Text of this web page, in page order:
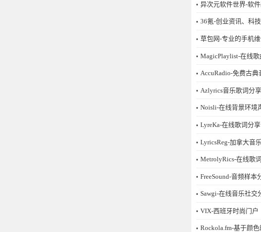
异次元软件世界-软件
36氪-创业资讯、科
草包网-专业的手机
MagicPlaylist-在线
AccuRadio-免费古典
Azlyrics音乐歌词分
Noisli-在线背景环境
LyreKa-在线歌词分
LyricsReg-加拿大音
MetrolyRics-在线歌
FreeSound-音频样本
Sawgi-在线音乐社交
​VIX-西班牙时尚门户
Rockola.fm-基于颜